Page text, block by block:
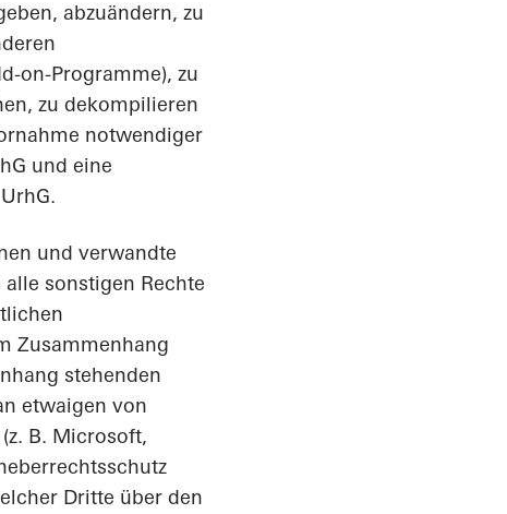
abzuändern, zu
on-Programme), zu
zu dekompilieren
notwendiger
und eine
und verwandte
sonstigen Rechte
Zusammenhang
stehenden
etwaigen von
B. Microsoft,
Dritte über den